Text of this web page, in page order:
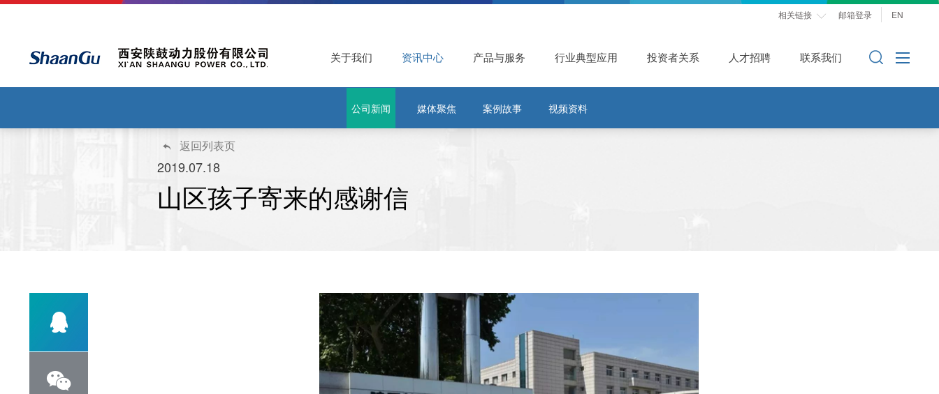
相关链接  邮箱登录 EN
关于我们 资讯中心 产品与服务 行业典型应用 投资者关系 人才招聘 联系我们
公司新闻 媒体聚焦 案例故事 视频资料
 返回列表页
2019.07.18
山区孩子寄来的感谢信

